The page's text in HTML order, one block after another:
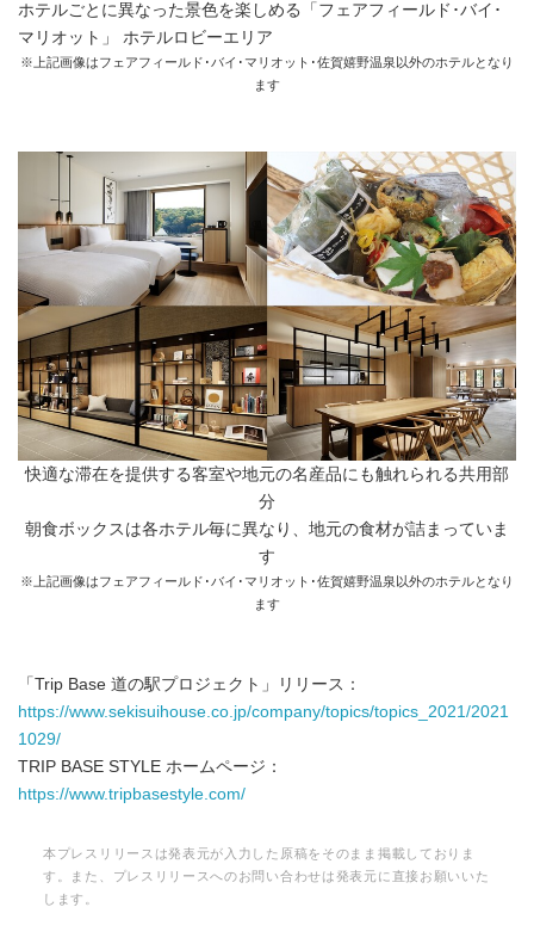
ホテルごとに異なった景色を楽しめる「フェアフィールド･バイ･
マリオット」 ホテルロビーエリア
※上記画像はフェアフィールド･バイ･マリオット･佐賀嬉野温泉以外のホテルとなり
ます
快適な滞在を提供する客室や地元の名産品にも触れられる共用部
分
朝食ボックスは各ホテル毎に異なり、地元の食材が詰まっていま
す
※上記画像はフェアフィールド･バイ･マリオット･佐賀嬉野温泉以外のホテルとなり
ます
「Trip Base 道の駅プロジェクト」リリース：
https://www.sekisuihouse.co.jp/company/topics/topics_2021/2021
1029/
TRIP BASE STYLE ホームページ：
https://www.tripbasestyle.com/
本プレスリリースは発表元が入力した原稿をそのまま掲載しておりま
す。また、プレスリリースへのお問い合わせは発表元に直接お願いいた
します。